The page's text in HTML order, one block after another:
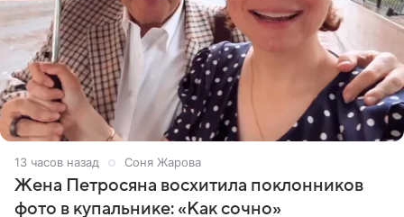
13 часов назад Соня Жарова
Жена Петросяна восхитила поклонников
фото в купальнике: «Как сочно»